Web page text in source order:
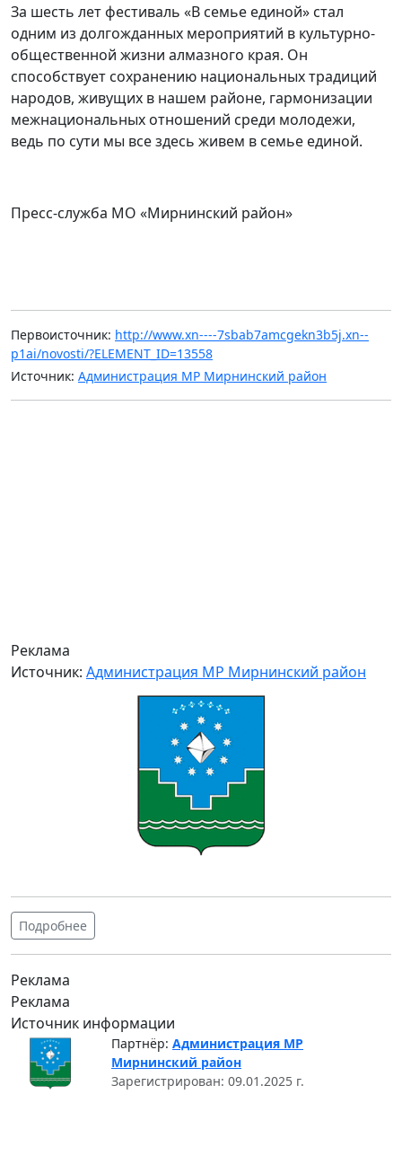
За шесть лет фестиваль «В семье единой» стал
одним из долгожданных мероприятий в культурно-
общественной жизни алмазного края. Он
способствует сохранению национальных традиций
народов, живущих в нашем районе, гармонизации
межнациональных отношений среди молодежи,
ведь по сути мы все здесь живем в семье единой.
Пресс-служба МО «Мирнинский район»
Первоисточник: http://www.xn----7sbab7amcgekn3b5j.xn--
p1ai/novosti/?ELEMENT_ID=13558
Источник: Администрация МР Мирнинский район
Реклама
Источник: Администрация МР Мирнинский район
Подробнее
Реклама
Реклама
Источник информации
Партнёр: Администрация МР
Мирнинский район
Зарегистрирован: 09.01.2025 г.